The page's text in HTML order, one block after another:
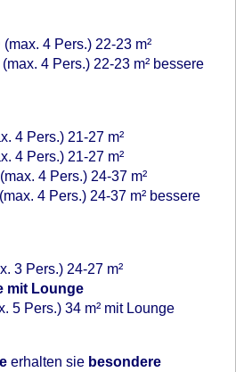
(max. 4 Pers.) 22-23 m²
4 Pers.) 22-23 m² bessere
4 Pers.) 21-27 m²
4 Pers.) 21-27 m²
4 Pers.) 24-37 m²
4 Pers.) 24-37 m² bessere
3 Pers.) 24-27 m²
mit Lounge
5 Pers.) 34 m² mit Lounge
erhalten sie besondere